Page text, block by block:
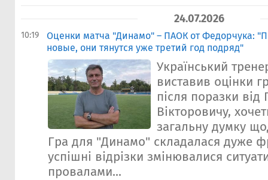
24.07.2026
10:19
Оценки матча "Динамо" – ПАОК от Федорчука:
новые, они тянутся уже третий год подряд"
Український
виставив оцінки
після поразки
Вікторовичу,
загальну думку
Гра для "Динамо" складалася дуже
успішні відрізки змінювалися
провалами...